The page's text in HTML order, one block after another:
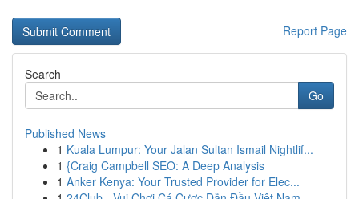
Report Page
Search
Go
Published News
1 Kuala Lumpur: Your Jalan Sultan Ismail Nightlif...
1 {Craig Campbell SEO: A Deep Analysis
1 Anker Kenya: Your Trusted Provider for Elec...